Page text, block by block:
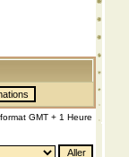
GMT + 1 Heure